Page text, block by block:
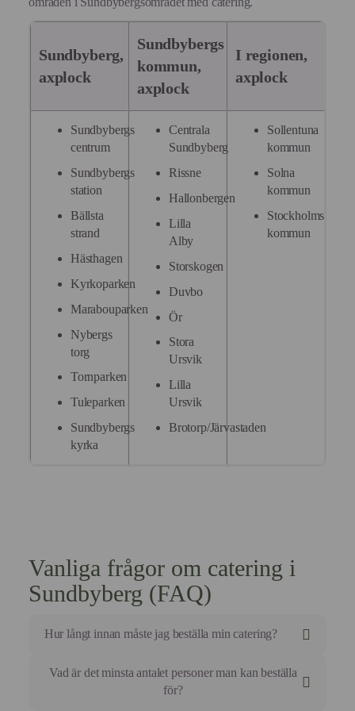
Sundbyberg,
axplock
Sundbybergs
kommun,
axplock
I regionen,
axplock
Sundbybergs
centrum
Sundbybergs
station
Bällsta
strand
Hästhagen
Kyrkoparken
Marabouparken
Nybergs
torg
Tornparken
Tuleparken
Sundbybergs
kyrka
Centrala
Sundbyberg
Rissne
Hallonbergen
Lilla
Alby
Storskogen
Duvbo
Ör
Stora
Ursvik
Lilla
Ursvik
Brotorp/Järvastaden
Sollentuna
kommun
Solna
kommun
Stockholms
kommun
Vanliga frågor om catering i
Sundbyberg (FAQ)
Hur långt innan måste jag beställa min catering?
För mindre beställningar som luncher eller mötesmat
brukar vi behöva din order minst 3 arbetsdagar i
Vad är det minsta antalet personer man kan beställa
för?